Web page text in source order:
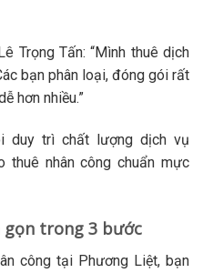
Trọng Tấn: “Mình thuê dịch
bạn phân loại, đóng gói rất
hơn nhiều.”
duy trì chất lượng dịch vụ
thuê nhân công chuẩn mực
trong 3 bước
côngtại Phương Liệt, bạn